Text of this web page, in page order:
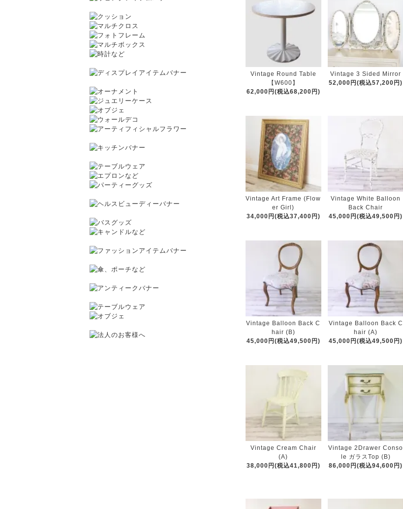
Vintage Round Table
【W600】
62,000円(税込68,200円)
Vintage 3 Sided Mirror
52,000円(税込57,200円)
Vintage Art Frame (Flow
er Girl)
34,000円(税込37,400円)
Vintage White Balloon
Back Chair
45,000円(税込49,500円)
Vintage Balloon Back C
hair (B)
45,000円(税込49,500円)
Vintage Balloon Back C
hair (A)
45,000円(税込49,500円)
Vintage Cream Chair
(A)
38,000円(税込41,800円)
Vintage 2Drawer Conso
le ガラスTop (B)
86,000円(税込94,600円)